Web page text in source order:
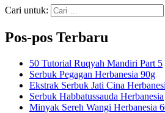
Cari untuk:
Pos-pos Terbaru
50 Tutorial Ruqyah Mandiri Part 5
Serbuk Pegagan Herbanesia 90g
Ekstrak Serbuk Jati Cina
Serbuk Habbatussauda Herbanesia
Minyak Sereh Wangi Herbanesia